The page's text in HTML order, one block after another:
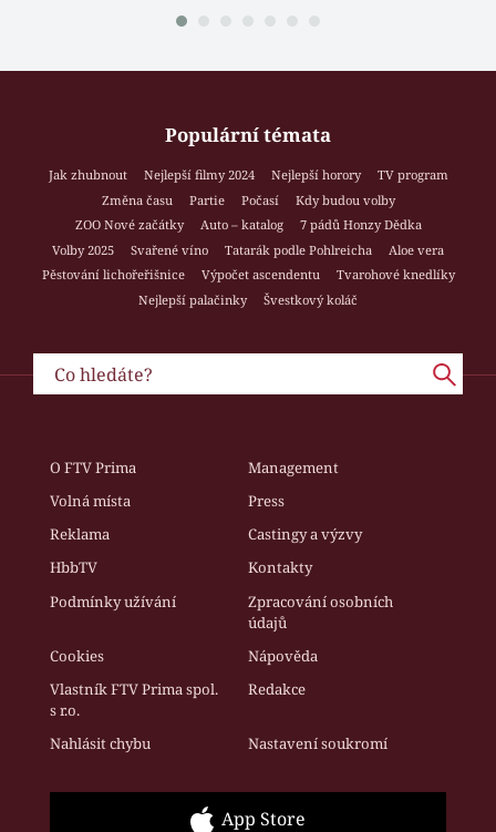
Populární témata
Jak zhubnout Nejlepší filmy 2024 Nejlepší horory
TV program
Změna času
Partie Počasí
Kdy budou volby
ZOO Nové začátky
Auto – katalog
7 pádů Honzy Dědka
Volby 2025
Svařené víno Tatarák podle Pohlreicha
Aloe vera
Pěstování lichořeřišnice
Výpočet ascendentu
Tvarohové knedlíky
Nejlepší palačinky
Švestkový koláč
O FTV Prima
Management
Volná místa
Press
Reklama
Castingy a výzvy
HbbTV
Kontakty
Podmínky užívání
Zpracování osobních
údajů
Cookies
Nápověda
Vlastník FTV Prima spol.
s r.o.
Redakce
Nahlásit chybu Nastavení soukromí
App Store